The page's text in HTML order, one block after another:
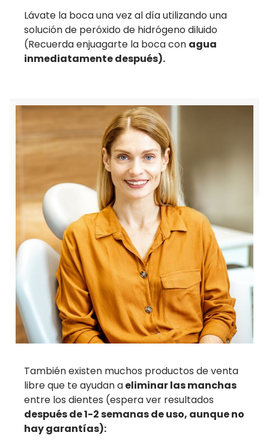
Lávate la boca una vez al día utilizando una
solución de peróxido de hidrógeno diluido
(Recuerda enjuagarte la boca con agua
inmediatamente después).
También existen muchos productos de venta
libre que te ayudan aeliminar las manchas
entre los dientes (espera ver resultados
después de 1-2 semanas de uso, aunque no
hay garantías):